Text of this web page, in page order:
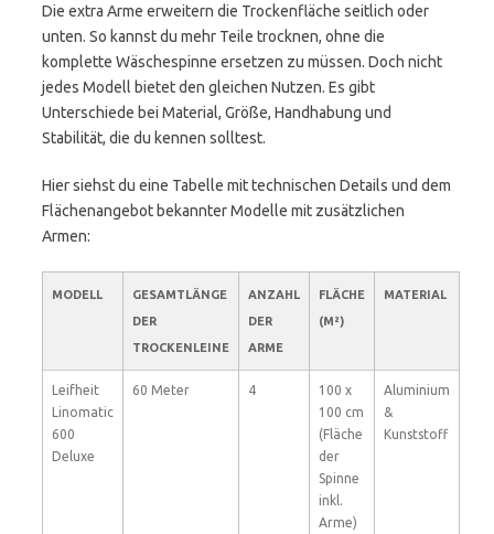
Die extra Arme erweitern die Trockenfläche seitlich oder
unten. So kannst du mehr Teile trocknen, ohne die
komplette Wäschespinne ersetzen zu müssen. Doch nicht
jedes Modell bietet den gleichen Nutzen. Es gibt
Unterschiede bei Material, Größe, Handhabung und
Stabilität, die du kennen solltest.
Hier siehst du eine Tabelle mit technischen Details und dem
Flächenangebot bekannter Modelle mit zusätzlichen
Armen:
MODELL
GESAMTLÄNGE
DER
TROCKENLEINE
ANZAHL
DER
ARME
FLÄCHE
(M²)
MATERIAL
Leifheit
Linomatic
600
Deluxe
60 Meter 4
100 x
100 cm
(Fläche
der
Spinne
inkl.
Arme)
Aluminium
&
Kunststoff